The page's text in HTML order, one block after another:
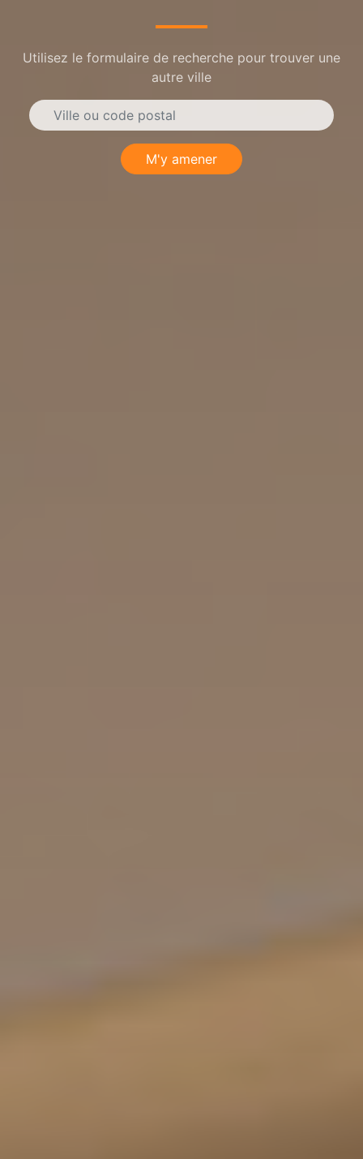
Utilisez le formulaire de recherche pour trouver une
autre ville
M'y amener